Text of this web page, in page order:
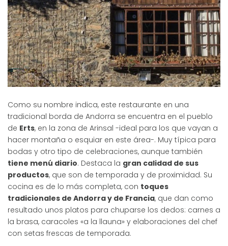
Como su nombre indica, este restaurante en una
tradicional borda de Andorra se encuentra en el pueblo
de Erts, en la zona de Arinsal -ideal para los que vayan a
hacer montaña o esquiar en este área-. Muy típica para
bodas y otro tipo de celebraciones, aunque también
tiene menú diario. Destaca la gran calidad de sus
productos, que son de temporada y de proximidad. Su
cocina es de lo más completa, con toques
tradicionales de Andorra y de Francia, que dan como
resultado unos platos para chuparse los dedos: carnes a
la brasa, caracoles «a la llauna» y elaboraciones del chef
con setas frescas de temporada.